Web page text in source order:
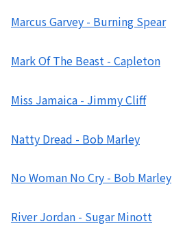
Marcus Garvey - Burning Spear
Mark Of The Beast - Capleton
Miss Jamaica - Jimmy Cliff
Natty Dread - Bob Marley
No Woman No Cry - Bob Marley
River Jordan - Sugar Minott